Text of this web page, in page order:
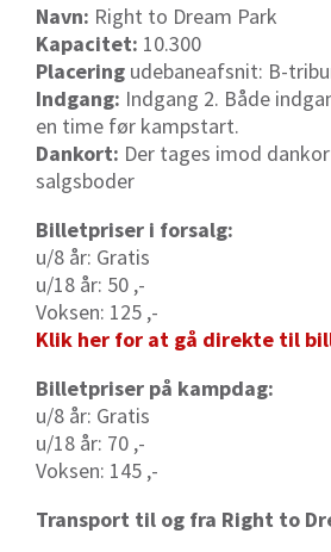
Navn: Right to Dream Park
Kapacitet: 10.300
Placering udebaneafsnit: B-
Indgang: Indgang 2. Både
en time før kampstart.
Dankort: Der tages imod
salgsboder
Billetpriser i forsalg:
u/8 år: Gratis
u/18 år: 50 ,-
Voksen: 125 ,-
Klik her for at gå direkte til
Billetpriser på kampdag:
u/8 år: Gratis
u/18 år: 70 ,-
Voksen: 145 ,-
Transport til og fra Right to